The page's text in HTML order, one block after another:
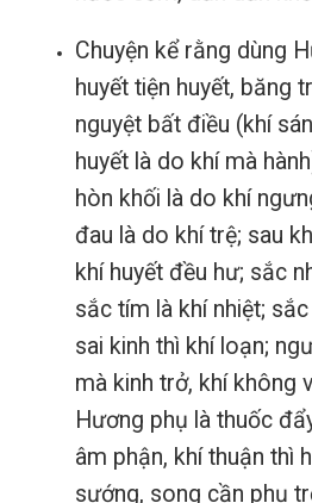
Chuyện kể rằng dùng
huyết tiện huyết, băng
nguyệt bất điều (khí
huyết là do khí mà
hòn khối là do khí
đau là do khí trệ; sau
khí huyết đều hư; sắc
sắc tím là khí nhiệt;
sai kinh thì khí loạn;
mà kinh trở, khí không
Hương phụ là thuốc
âm phận, khí thuận thì
sướng, song cần phụ